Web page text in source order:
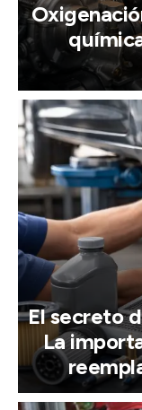
El secreto
La